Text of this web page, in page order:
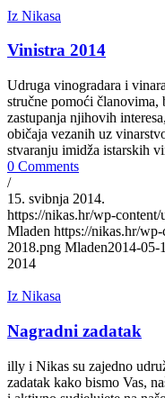
Iz Nikasa
Vinistra 2014
Udruga vinogradara i
stručne pomoći članovima,
zastupanja njihovih
običaja vezanih uz
stvaranju imidža istarskih
0 Comments
/
15. svibnja 2014.
https://nikas.hr/wp-
Mladen https://nikas.hr/
2018.png Mladen2014-05-
2014
Iz Nikasa
Nagradni zadatak
illy i Nikas su zajedno
zadatak kako bismo Vas,